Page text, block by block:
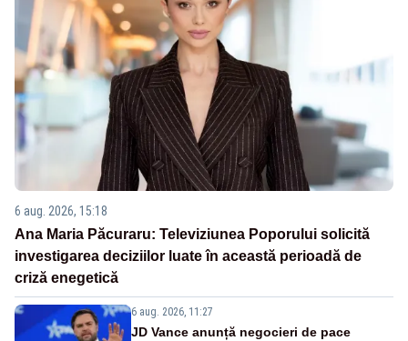
6 aug. 2026, 15:18
Ana Maria Păcuraru: Televiziunea Poporului solicită
investigarea deciziilor luate în această perioadă de
criză enegetică
6 aug. 2026, 11:27
JD Vance anunță negocieri de pace